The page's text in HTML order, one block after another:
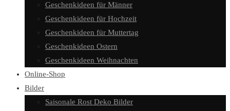
Geschenkideen für Männer
Geschenkideen für Hochzeit
Geschenkideen für Muttertag
Geschenkideen Ostern
Geschenkideen Weihnachten
Online-Shop
Bilder
Saisonale Rost Deko Bilder